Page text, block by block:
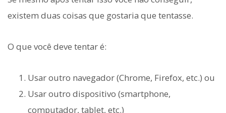
existem duas coisas que gostaria que tentasse.
O que você deve tentar é:
Usar outro navegador (Chrome, Firefox, etc.) ou
Usar outro dispositivo (smartphone,
computador, tablet, etc.)